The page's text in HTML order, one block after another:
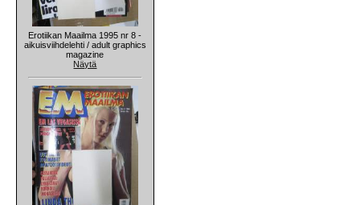
Erotiikan Maailma 1995 nr 8 -
aikuisviihdelehti / adult graphics
magazine
Näytä